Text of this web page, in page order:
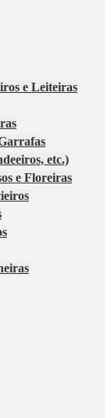
e Leiteiras
etc.)
e Floreiras